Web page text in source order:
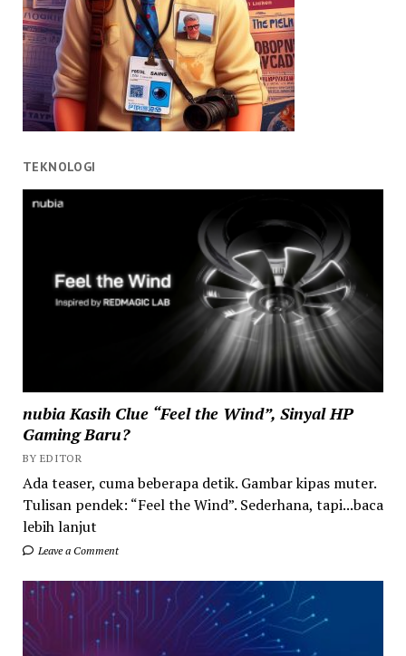
TEKNOLOGI
nubia Kasih Clue “Feel the Wind”, Sinyal HP
Gaming Baru?
BY EDITOR
Ada teaser, cuma beberapa detik. Gambar kipas muter.
Tulisan pendek: “Feel the Wind”. Sederhana, tapi...baca
lebih lanjut
Leave a Comment